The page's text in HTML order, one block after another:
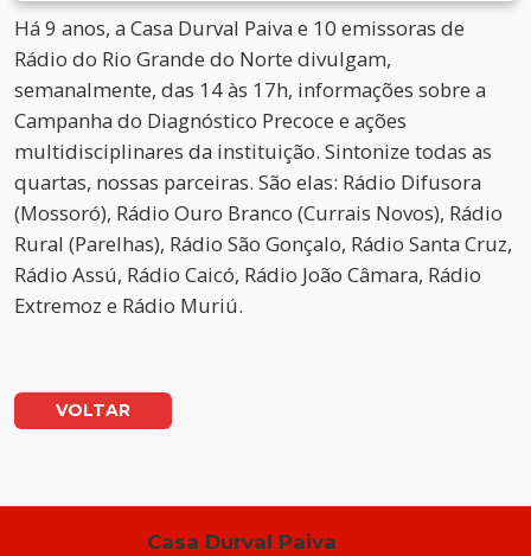
Há 9 anos, a Casa Durval Paiva e 10 emissoras de
Rádio do Rio Grande do Norte divulgam,
semanalmente, das 14 às 17h, informações sobre a
Campanha do Diagnóstico Precoce e ações
multidisciplinares da instituição. Sintonize todas as
quartas, nossas parceiras. São elas: Rádio Difusora
(Mossoró), Rádio Ouro Branco (Currais Novos), Rádio
Rural (Parelhas), Rádio São Gonçalo, Rádio Santa Cruz,
Rádio Assú, Rádio Caicó, Rádio João Câmara, Rádio
Extremoz e Rádio Muriú.
VOLTAR
Casa Durval Paiva